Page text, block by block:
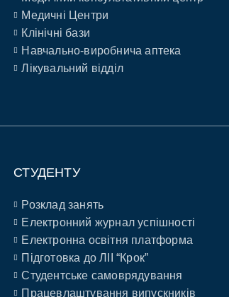
Медичні Центри
Клінічні бази
Навчально-виробнича аптека
Лікувальний відділ
СТУДЕНТУ
Розклад занять
Електронний журнал успішності
Електронна освітня платформа
Підготовка до ЛІІ “Крок”
Студентське самоврядування
Працевлаштування випускників